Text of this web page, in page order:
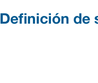
Definición de